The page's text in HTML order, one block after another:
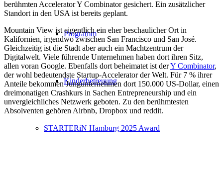
Programm
Kinderbetreuung
STARTERiN Hamburg 2025 Award
berühmten Accelerator Y Combinator gesichert. Ein zusätzlicher
Standort in den USA ist bereits geplant.
Mountain View ist eigentlich ein eher beschaulicher Ort in
Kalifornien, irgendwo zwischen San Francisco und San José.
Gleichzeitig ist die Stadt aber auch ein Machtzentrum der
Digitalwelt. Viele führende Unternehmen haben dort ihren Sitz,
allen voran Google. Ebenfalls dort beheimatet ist derY Combinator,
der wohl bedeutendste Startup-Accelerator der Welt. Für 7 % ihrer
Anteile bekommen Jungunternehmen dort 150.000 US-Dollar, einen
dreimonatigen Crashkurs in Sachen Entrepreneurship und ein
unvergleichliches Netzwerk geboten. Zu den berühmtesten
Absolventen gehören Airbnb, Dropbox und reddit.